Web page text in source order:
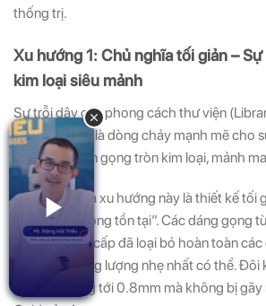
thống trị.
Xu hướng 1: Chủ nghĩa tối giản –
kim loại siêu mảnh
Sự trỗi dậy của phong cách thư viện
(Office Siren) là dòng chảy mạnh mẽ cho
chiếc kính cận gọng tròn kim loại, mảnh
Đặc trưng của xu hướng này là thiết kế tối
kính “như không tồn tại”. Các dáng gọng
không gỉ cao cấp đã loại bỏ hoàn toàn
đạt được trọng lượng nhẹ nhất có thể. Đôi
3 gram, mỏng tới 0.8mm mà không bị